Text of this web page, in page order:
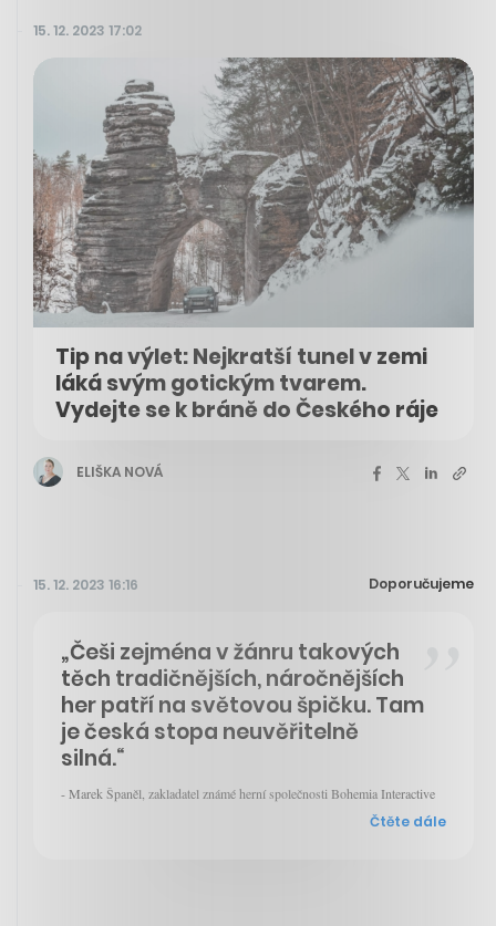
15. 12. 2023 17:02
Tip na výlet: Nejkratší tunel v zemi
láká svým gotickým tvarem.
Vydejte se k bráně do Českého ráje
ELIŠKA NOVÁ
15. 12. 2023 16:16 Doporučujeme
„Češi zejména v žánru takových
těch tradičnějších, náročnějších
her patří na světovou špičku. Tam
je česká stopa neuvěřitelně
silná.“
- Marek Španěl, zakladatel známé herní společnosti Bohemia Interactive
Čtěte dále